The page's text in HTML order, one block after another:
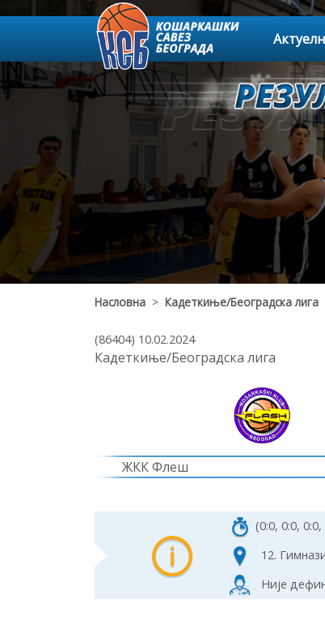
Насловна > Кадеткиње/Београдска лига
(86404) 10.02.2024
Кадеткиње/Београдска лига
ЖКК Флеш
(0:0, 0:0, 0:0,
12.
Није